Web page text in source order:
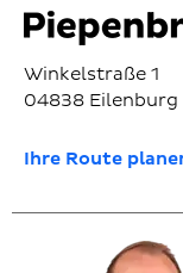
Winkelstraße 1
04838 Eilenburg
Ihre Route